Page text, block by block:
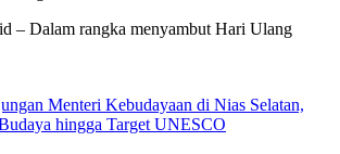
– Dalam rangka menyambut Hari Ulang
Menteri Kebudayaan di Nias Selatan,
hingga Target UNESCO